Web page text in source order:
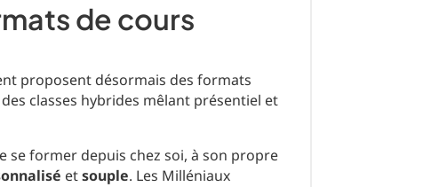
de cours
proposent désormais des formats
classes hybrides mêlant présentiel et
se former depuis chez soi, à son propre
etsouple. Les Milléniaux